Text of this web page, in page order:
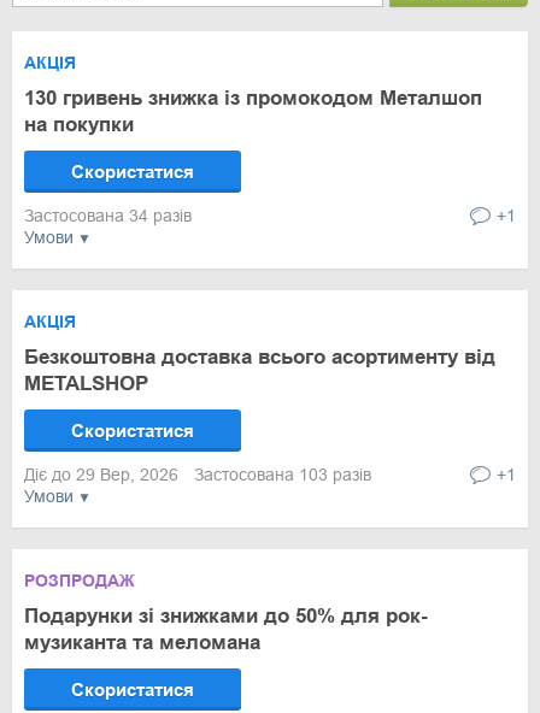
Умови
АКЦІЯ
130 гривень знижка із промокодом Металшоп
на покупки
Скористатися
Застосована 34 разів +1
Умови
АКЦІЯ
Безкоштовна доставка всього асортименту від
METALSHOP
Скористатися
Діє до 29 Вер, 2026 Застосована 103 разів +1
РОЗПРОДАЖ
Подарунки зі знижками до 50% для рок-
музиканта та меломана
Скористатися